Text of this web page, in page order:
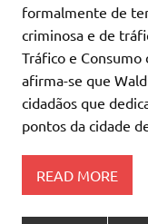
formalmente de
criminosa e de
Tráfico e Consumo
afirma-se que
cidadãos que
pontos da cidade
READ MORE